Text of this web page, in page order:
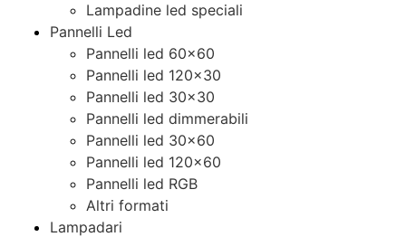
Lampadine led speciali
Pannelli Led
Pannelli led 60×60
Pannelli led 120×30
Pannelli led 30×30
Pannelli led dimmerabili
Pannelli led 30×60
Pannelli led 120×60
Pannelli led RGB
Altri formati
Lampadari